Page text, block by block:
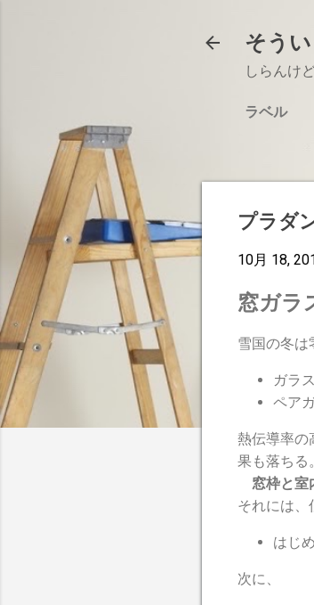
そう
しらんけ
ラベル
プラダ
10月 18,
窓ガラ
雪国の冬は
ガラ
ペア
熱伝導率の
果も落ちる
窓枠と室
それには、
はじ
次に、